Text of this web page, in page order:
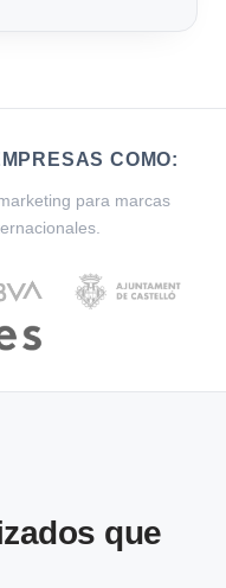
COMO:
para marcas
que